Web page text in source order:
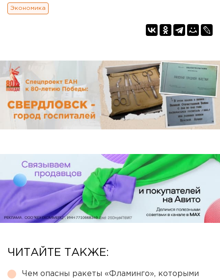
Экономика
ЧИТАЙТЕ ТАКЖЕ:
Чем опасны ракеты «Фламинго», которыми